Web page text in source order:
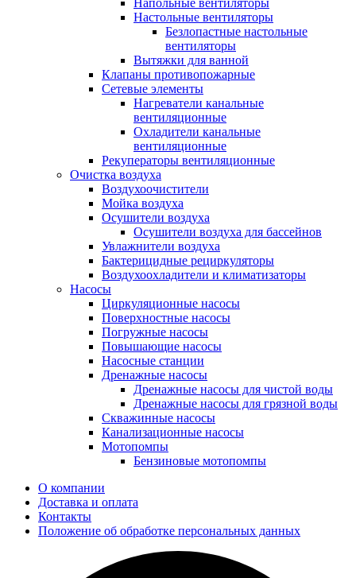
Настольные вентиляторы
Безлопастные настольные
вентиляторы
Вытяжки для ванной
Клапаны противопожарные
Сетевые элементы
Нагреватели канальные
вентиляционные
Охладители канальные
вентиляционные
Рекуператоры вентиляционные
Очистка воздуха
Воздухоочистители
Мойка воздуха
Осушители воздуха
Осушители воздуха для бассейнов
Увлажнители воздуха
Бактерицидные рециркуляторы
Воздухоохладители и климатизаторы
Насосы
Циркуляционные насосы
Поверхностные насосы
Погружные насосы
Повышающие насосы
Насосные станции
Дренажные насосы
Дренажные насосы для чистой воды
Дренажные насосы для грязной воды
Скважинные насосы
Канализационные насосы
Мотопомпы
Бензиновые мотопомпы
О компании
Доставка и оплата
Контакты
Положение об обработке персональных данных